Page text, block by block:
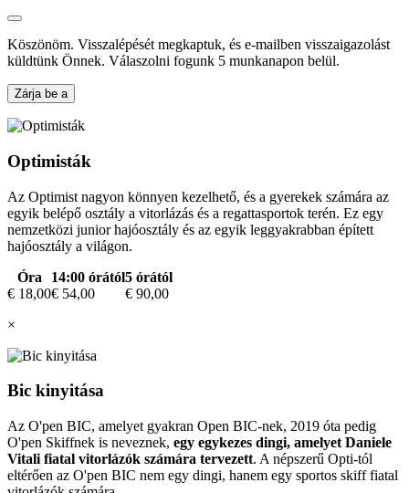
Köszönöm. Visszalépését megkaptuk, és e-mailben visszaigazolást
küldtünk Önnek. Válaszolni fogunk 5 munkanapon belül.
Zárja be a
Optimisták
Az Optimist nagyon könnyen kezelhető, és a gyerekek számára az
egyik belépő osztály a vitorlázás és a regattasportok terén. Ez egy
nemzetközi junior hajóosztály és az egyik leggyakrabban épített
hajóosztály a világon.
Óra
14:00 órától5 órától
€ 18,00€ 54,00
€ 90,00
×
Bic kinyitása
Az O'pen BIC, amelyet gyakran Open BIC-nek, 2019 óta pedig
O'pen Skiffnek is neveznek, egy egykezes dingi, amelyet Daniele
Vitali fiatal vitorlázók számára tervezett. A népszerű Opti-tól
eltérően az O'pen BIC nem egy dingi, hanem egy sportos skiff fiatal